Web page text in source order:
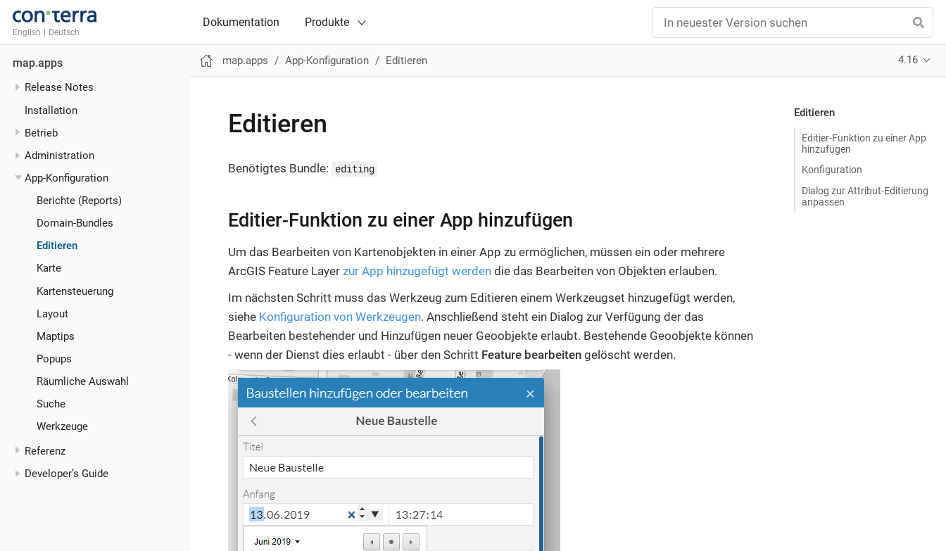
Dokumentation Produkte
English | Deutsch
map.apps
Release Notes
Installation
Betrieb
Administration
App-Konfiguration
Berichte (Reports)
Domain-Bundles
Editieren
Karte
Kartensteuerung
Layout
Maptips
Popups
Räumliche Auswahl
Suche
Werkzeuge
Referenz
Developer’s Guide
map.apps App-Konfiguration Editieren 4.16
Editieren
Editier-Funktion zu einer App
hinzufügen
Konfiguration
Dialog zur Attribut-Editierung
anpassen
Editieren
Benötigtes Bundle: editing
Editier-Funktion zu einer App hinzufügen
Um das Bearbeiten von Kartenobjekten in einer App zu ermöglichen, müssen ein oder mehrere
ArcGIS Feature Layer zur App hinzugefügt werden die das Bearbeiten von Objekten erlauben.
Im nächsten Schritt muss das Werkzeug zum Editieren einem Werkzeugset hinzugefügt werden,
siehe Konfiguration von Werkzeugen. Anschließend steht ein Dialog zur Verfügung der das
Bearbeiten bestehender und Hinzufügen neuer Geoobjekte erlaubt. Bestehende Geoobjekte können
- wenn der Dienst dies erlaubt - über den Schritt Feature bearbeiten gelöscht werden.